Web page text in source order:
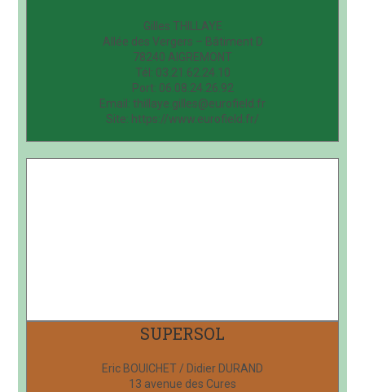
Gilles THILLAYE
Allée des Vergers – Bâtiment D
78240 AIGREMONT
Tél: 03.21.62.24.10
Port: 06.08.24.26.92
Email: thillaye.gilles@eurofield.fr
Site: https://www.eurofield.fr/
SUPERSOL
Eric BOUICHET / Didier DURAND
13 avenue des Cures